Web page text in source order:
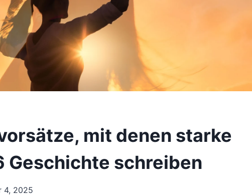
mit denen starke
Geschichte schreiben
4, 2025